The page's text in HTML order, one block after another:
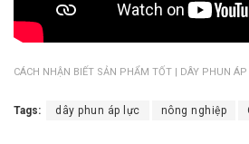
CÁCH NHẬN BIẾT SẢN PHẨM TỐT | DÂY PHUN ÁP
Tags: dây phun áp lực nông nghiệp